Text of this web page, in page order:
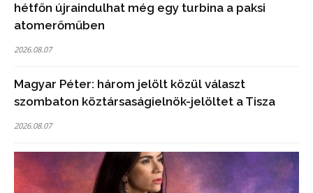
hétfőn újraindulhat még egy turbina a paksi
atomerőműben
2026.08.07
Magyar Péter: három jelölt közül választ
szombaton köztársaságielnök-jelöltet a Tisza
2026.08.07